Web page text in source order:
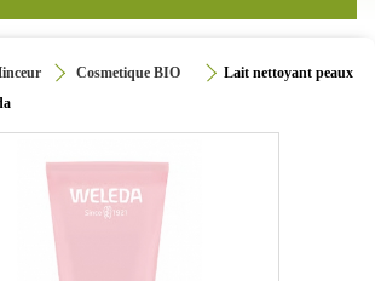
Cosmetique BIO
Lait nettoyant peaux